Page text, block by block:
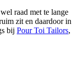
raad met te lange
zit en daardoor in
bij Pour Toi Tailors,